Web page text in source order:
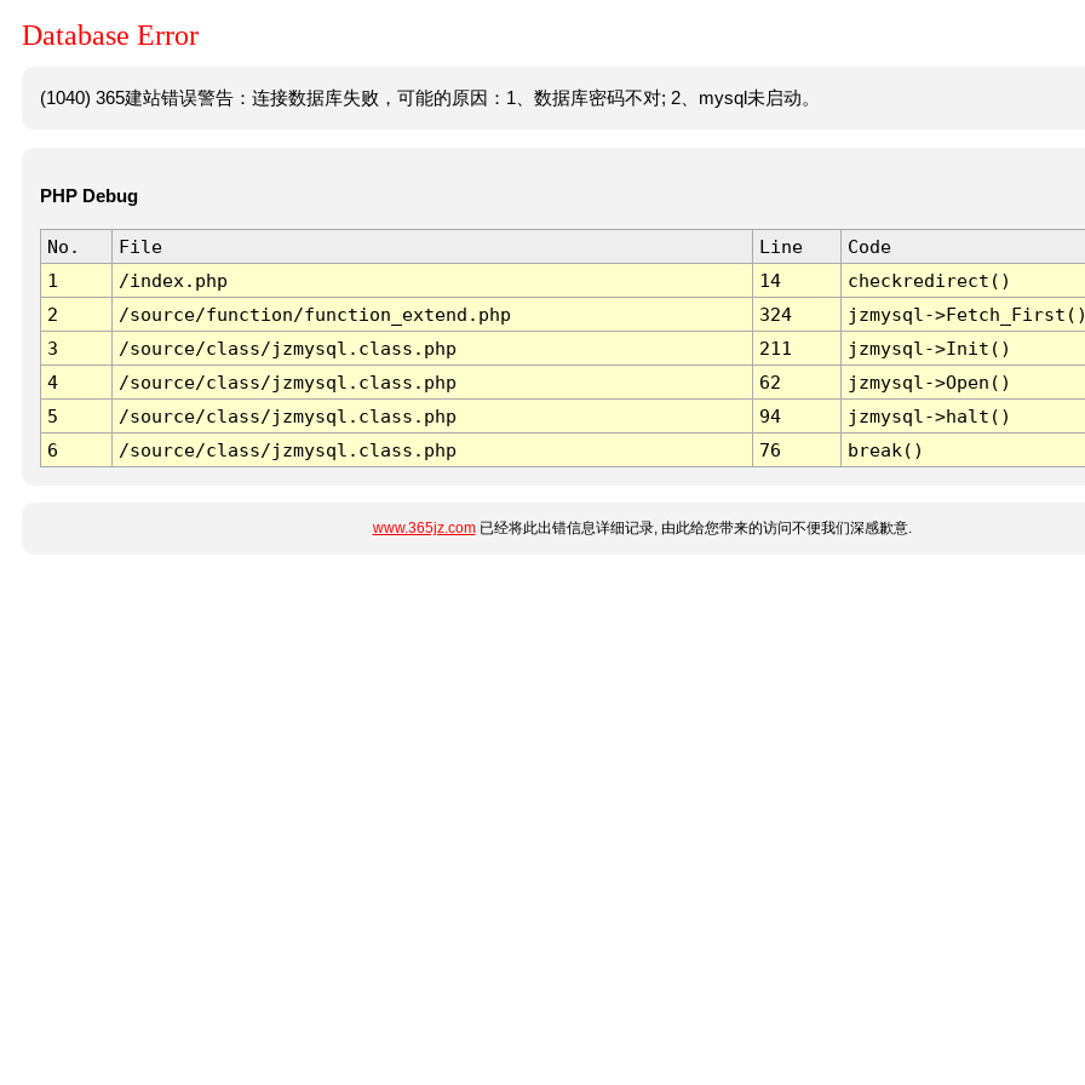
Database Error
(1040) 365建站错误警告：连接数据库失败，可能的原因：1、数据库密码不对; 2、mysql未启动。
PHP Debug
No. File Line
Code
1
/index.php 14
checkredirect()
2
/source/function/function_extend.php 324
jzmysql-
3
/source/class/jzmysql.class.php 211
jzmysql->Init()
4
/source/class/jzmysql.class.php 62
jzmysql->Open()
5
/source/class/jzmysql.class.php 94
jzmysql->halt()
6
/source/class/jzmysql.class.php 76 break()
www.365jz.com已经将此出错信息详细记录, 由此给您带来的访问不便我们深感歉意.